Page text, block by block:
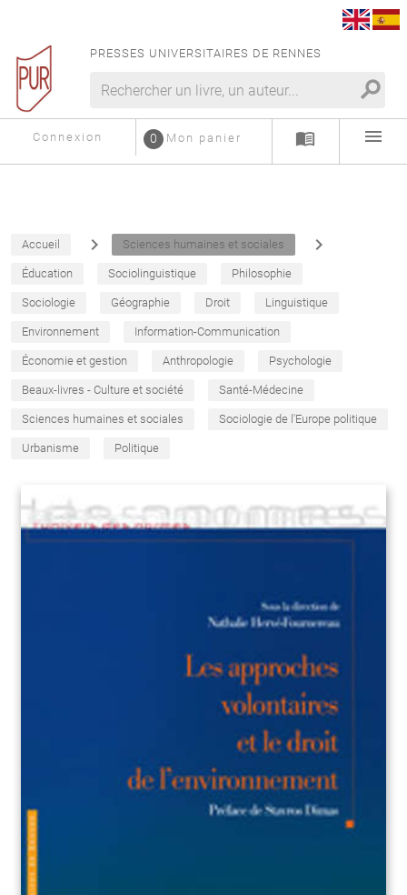
PRESSES UNIVERSITAIRES DE RENNES
search
Connexion Mon panier
0 menu_book menu
Accueil navigate_next Sciences humaines et sociales navigate_next
Éducation Sociolinguistique Philosophie
Sociologie Géographie Droit Linguistique
Environnement Information-Communication
Économie et gestion Anthropologie Psychologie
Beaux-livres - Culture et société Santé-Médecine
Sciences humaines et sociales Sociologie de l'Europe politique
Urbanisme Politique